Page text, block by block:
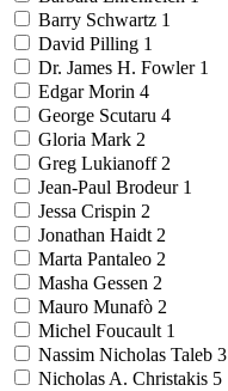
Barry Schwartz 1
David Pilling 1
Dr. James H. Fowler 1
Edgar Morin 4
George Scutaru 4
Gloria Mark 2
Greg Lukianoff 2
Jean-Paul Brodeur 1
Jessa Crispin 2
Jonathan Haidt 2
Marta Pantaleo 2
Masha Gessen 2
Mauro Munafò 2
Michel Foucault 1
Nassim Nicholas Taleb 3
Nicholas A. Christakis 5